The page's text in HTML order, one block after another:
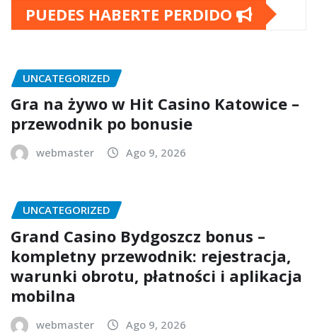
PUEDES HABERTE PERDIDO
UNCATEGORIZED
Gra na żywo w Hit Casino Katowice –
przewodnik po bonusie
webmaster Ago 9, 2026
UNCATEGORIZED
Grand Casino Bydgoszcz bonus –
kompletny przewodnik: rejestracja,
warunki obrotu, płatności i aplikacja
mobilna
webmaster Ago 9, 2026